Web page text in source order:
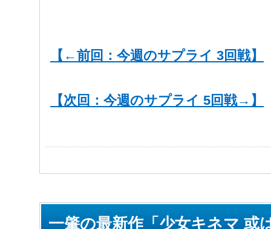
【←前回：今週のサプライ 3回戦】
【次回：今週のサプライ 5回戦→】
一肇の最新作「少女キネマ 或